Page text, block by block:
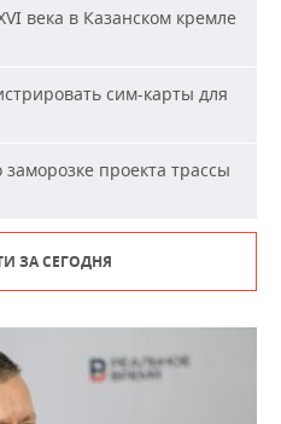
века в Казанском кремле
сим-карты для
проекта трассы
ЗА СЕГОДНЯ